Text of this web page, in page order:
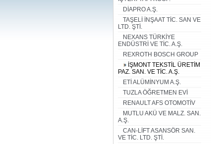
DİAPRO A.Ş.
TAŞELİ İNŞAAT TİC. SAN VE
LTD. ŞTİ.
NEXANS TÜRKİYE
ENDÜSTRİ VE TİC. A.Ş.
REXROTH BOSCH GROUP
İŞMONT TEKSTİL ÜRETİM
PAZ. SAN. VE TİC. A.Ş.
ETİ ALÜMİNYUM A.Ş.
TUZLA ÖĞRETMEN EVİ
RENAULT AFS OTOMOTİV
MUTLU AKÜ VE MALZ. SAN.
A.Ş.
CAN-LİFT ASANSÖR SAN.
VE TİC. LTD. ŞTİ.